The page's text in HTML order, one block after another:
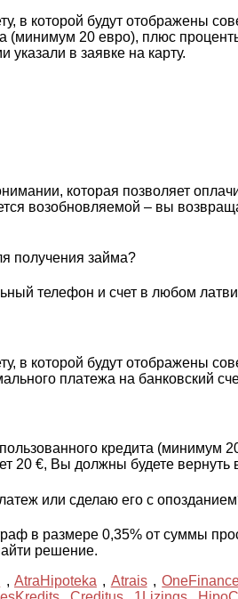
в которой будут отображены
(минимум 20 евро), плюс
указали в заявке на карту.
которая позволяет
возобновляемой – вы
получения займа?
телефон и счет в любом
в которой будут отображены
платежа на банковский
кредита (минимум
20 €, Вы должны будете вернуть
или сделаю его с
в размере 0,35% от суммы
решение.
, AtraHipoteka , Atrais,